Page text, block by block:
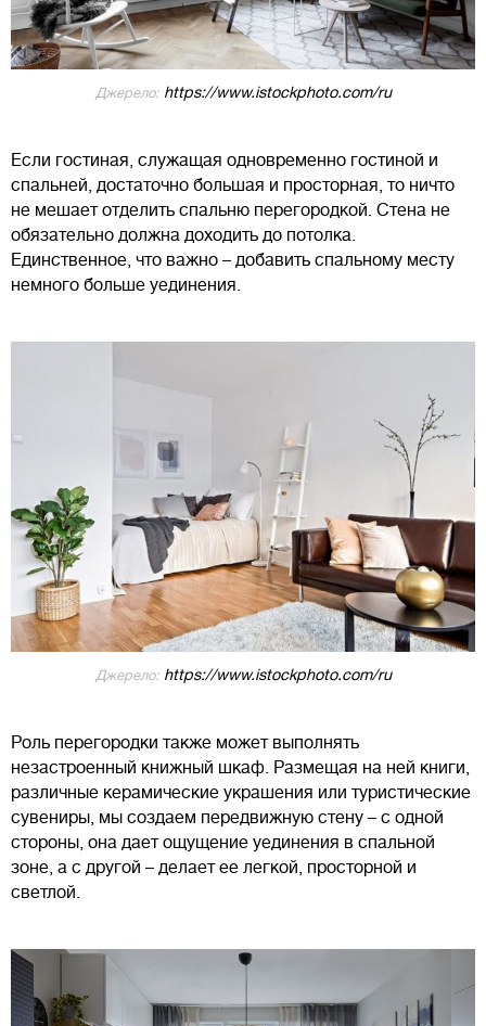
Джерело:https://www.istockphoto.com/ru
Если гостиная, служащая одновременно гостиной и
спальней, достаточно большая и просторная, то ничто
не мешает отделить спальню перегородкой. Стена не
обязательно должна доходить до потолка.
Единственное, что важно – добавить спальному месту
немного больше уединения.
Джерело:https://www.istockphoto.com/ru
Роль перегородки также может выполнять
незастроенный книжный шкаф. Размещая на ней книги,
различные керамические украшения или туристические
сувениры, мы создаем передвижную стену – с одной
стороны, она дает ощущение уединения в спальной
зоне, а с другой – делает ее легкой, просторной и
светлой.